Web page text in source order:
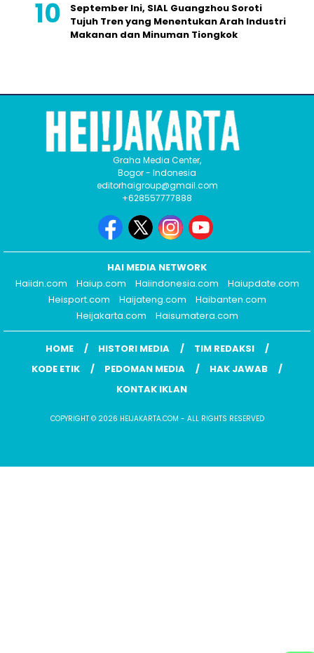
September Ini, SIAL Guangzhou Soroti
Tujuh Tren yang Menentukan Arah Industri
Makanan dan Minuman Tiongkok
Graha Media Center,
Bogor - Indonesia
editorhaigroup@gmail.com
+628557777888
HAI MEDIA NETWORK
Haiidn.com
Haiup.com Haiindonesia.com
Haiupdate.com
Heisport.com
Haijateng.com
Haibanten.com
Heijakarta.com
Haisumatera.com
HOME HISTORI MEDIA
TIM REDAKSI
KODE ETIK
PEDOMAN MEDIA
HAK JAWAB
KONTAK IKLAN
COPYRIGHT © 2026 HEIJAKARTA.COM - ALL RIGHTS RESERVED